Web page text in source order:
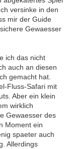
versinke in den
mir der Guide
Gewaesser
ich das nicht
auch an diesen
gemacht hat.
Fluss-Safari mit
Aber ein klein
wirklich
Gewaesser des
Moment ein
spaeter auch
Allerdings